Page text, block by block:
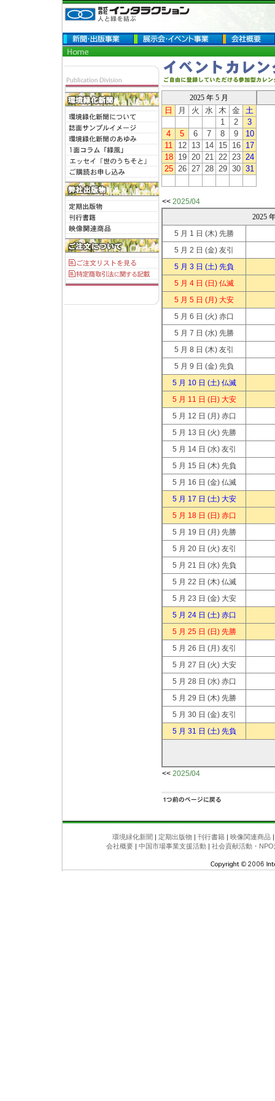
2025 年 5 月
日 月 火 水 木 金
土
1
2
3
4
5 6 7 8 9
10
11
12 13 14 15 16
17
18
19 20 21 22 23 24
25 26 27 28 29 30 31
<< 2025/04
2025
5 月 1 日 (木) 先勝
5 月 2 日 (金) 友引
5 月 3 日 (土) 先負
5 月 4 日 (日) 仏滅
5 月 5 日 (月) 大安
5 月 6 日 (火) 赤口
5 月 7 日 (水) 先勝
5 月 8 日 (木) 友引
5 月 9 日 (金) 先負
5 月 10 日 (土) 仏滅
5 月 11 日 (日) 大安
5 月 12 日 (月) 赤口
5 月 13 日 (火) 先勝
5 月 14 日 (水) 友引
5 月 15 日 (木) 先負
5 月 16 日 (金) 仏滅
5 月 17 日 (土) 大安
5 月 18 日 (日) 赤口
5 月 19 日 (月) 先勝
5 月 20 日 (火) 友引
5 月 21 日 (水) 先負
5 月 22 日 (木) 仏滅
5 月 23 日 (金) 大安
5 月 24 日 (土) 赤口
5 月 25 日 (日) 先勝
5 月 26 日 (月) 友引
5 月 27 日 (火) 大安
5 月 28 日 (水) 赤口
5 月 29 日 (木) 先勝
5 月 30 日 (金) 友引
5 月 31 日 (土) 先負
<< 2025/04
環境緑化新聞 | 定期出版物| 刊行書籍| 映像関連商品
会社概要 | 中国市場事業支援活動 | 社会貢献活動・NPO